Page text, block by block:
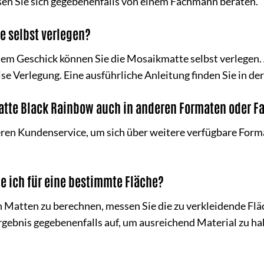
selbst verlegen?
Geschick können Sie die Mosaikmatte selbst
Verlegung. Eine ausführliche Anleitung finden Sie in
Black Rainbow auch in anderen Formaten oder
Kundenservice, um sich über weitere verfügbare
ich für eine bestimmte Fläche?
zu berechnen, messen Sie die zu verkleidende
gegebenenfalls auf, um ausreichend Material zu